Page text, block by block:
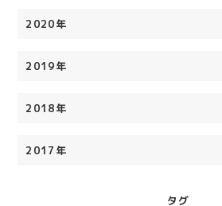
2020年
2019年
2018年
2017年
タグ